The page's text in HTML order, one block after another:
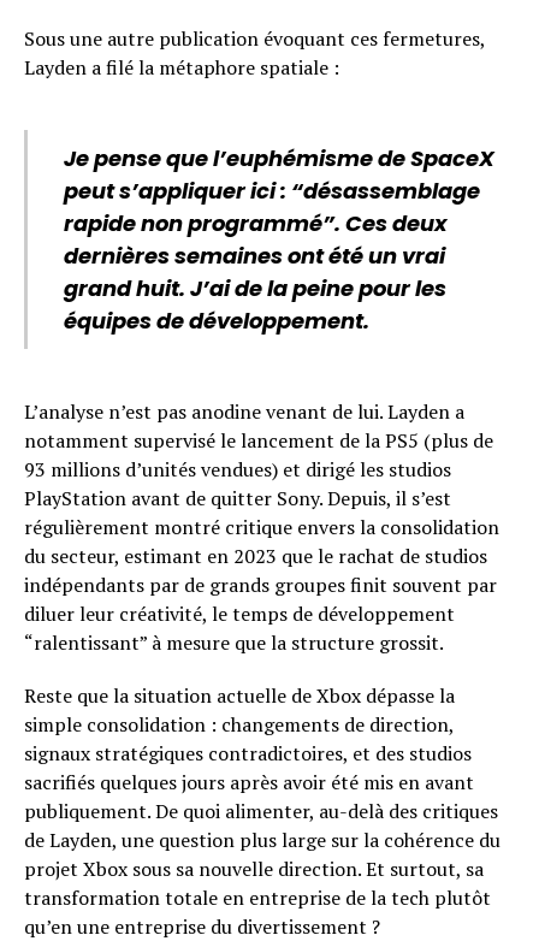
Sous une autre publication évoquant ces fermetures,
Layden a filé la métaphore spatiale :
Je pense que l’euphémisme de SpaceX
peut s’appliquer ici : “désassemblage
rapide non programmé”. Ces deux
dernières semaines ont été un vrai
grand huit. J’ai de la peine pour les
équipes de développement.
L’analyse n’est pas anodine venant de lui. Layden a
notamment supervisé le lancement de la PS5 (plus de
93 millions d’unités vendues) et dirigé les studios
PlayStation avant de quitter Sony. Depuis, il s’est
régulièrement montré critique envers la consolidation
du secteur, estimant en 2023 que le rachat de studios
indépendants par de grands groupes finit souvent par
diluer leur créativité, le temps de développement
“ralentissant” à mesure que la structure grossit.
Reste que la situation actuelle de Xbox dépasse la
simple consolidation : changements de direction,
signaux stratégiques contradictoires, et des studios
sacrifiés quelques jours après avoir été mis en avant
publiquement. De quoi alimenter, au-delà des critiques
de Layden, une question plus large sur la cohérence du
projet Xbox sous sa nouvelle direction. Et surtout, sa
transformation totale en entreprise de la tech plutôt
qu’en une entreprise du divertissement ?